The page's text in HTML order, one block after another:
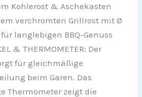
Kohlerost & Aschekasten
verchromten Grillrost mit Ø
für langlebigen BBQ-Genuss
& THERMOMETER: Der
für gleichmäßige
beim Garen. Das
Thermometer zeigt die